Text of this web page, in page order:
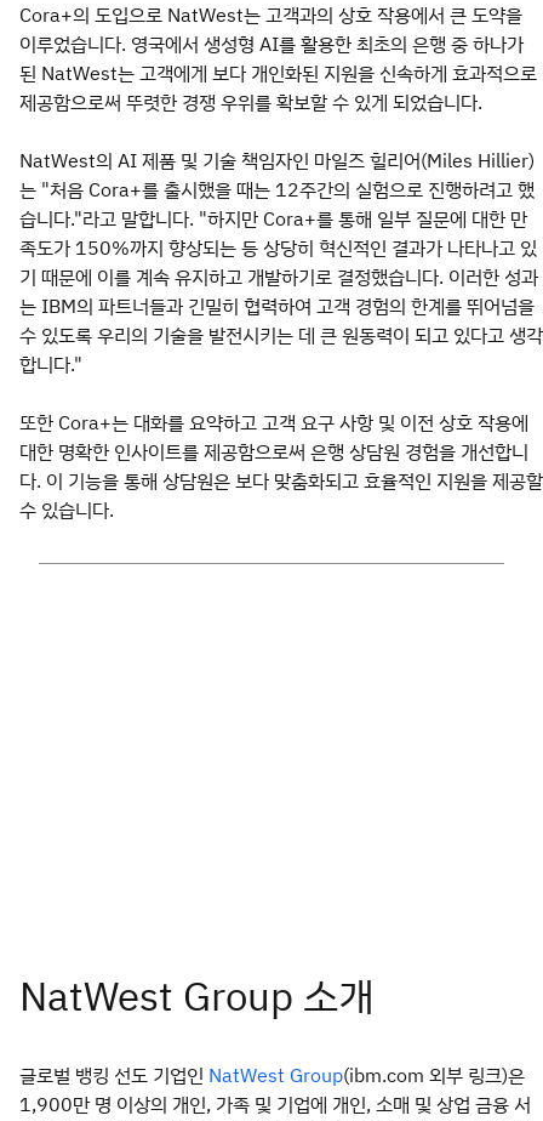
Cora+의 도입으로 NatWest는 고객과의 상호 작용에서 큰 도약을
이루었습니다. 영국에서 생성형 AI를 활용한 최초의 은행 중 하나가
된 NatWest는 고객에게 보다 개인화된 지원을 신속하게 효과적으로
제공함으로써 뚜렷한 경쟁 우위를 확보할 수 있게 되었습니다.
NatWest의 AI 제품 및 기술 책임자인 마일즈 힐리어(Miles Hillier)
는 "처음 Cora+를 출시했을 때는 12주간의 실험으로 진행하려고 했
습니다."라고 말합니다. "하지만 Cora+를 통해 일부 질문에 대한 만
족도가 150%까지 향상되는 등 상당히 혁신적인 결과가 나타나고 있
기 때문에 이를 계속 유지하고 개발하기로 결정했습니다. 이러한 성과
는 IBM의 파트너들과 긴밀히 협력하여 고객 경험의 한계를 뛰어넘을
수 있도록 우리의 기술을 발전시키는 데 큰 원동력이 되고 있다고 생각
합니다."
또한 Cora+는 대화를 요약하고 고객 요구 사항 및 이전 상호 작용에
대한 명확한 인사이트를 제공함으로써 은행 상담원 경험을 개선합니
다. 이 기능을 통해 상담원은 보다 맞춤화되고 효율적인 지원을 제공할
수 있습니다.
글로벌 뱅킹 선도 기업인 NatWest Group(ibm.com 외부 링크)은
1,900만 명 이상의 개인, 가족 및 기업에 개인, 소매 및 상업 금융 서